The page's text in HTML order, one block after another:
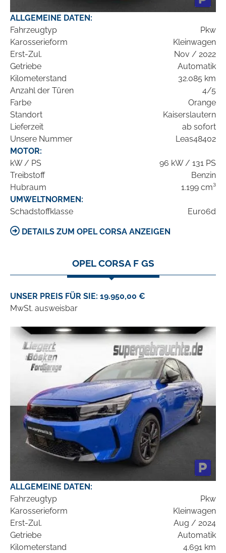
ALLGEMEINE DATEN:
Fahrzeugtyp
Pkw
Karosserieform
Kleinwagen
Erst-Zul.
Nov / 2022
Getriebe
Automatik
Kilometerstand
32.085 km
Anzahl der Türen
4/5
Farbe
Orange
Standort
Kaiserslautern
Lieferzeit
ab sofort
Unsere Nummer
Leas48402
MOTOR:
kW / PS
96 kW / 131 PS
Treibstoff
Benzin
Hubraum
1.199 cm³
UMWELTNORMEN:
Schadstoffklasse
Euro6d
DETAILS ZUM OPEL CORSA ANZEIGEN
OPEL CORSA F GS
UNSER PREIS FÜR SIE: 19.950,00 €
MwSt. ausweisbar
ALLGEMEINE DATEN:
Fahrzeugtyp
Pkw
Karosserieform
Kleinwagen
Erst-Zul.
Aug / 2024
Getriebe
Automatik
Kilometerstand
4.691 km